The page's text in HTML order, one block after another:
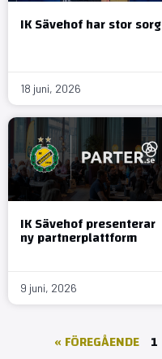
IK Sävehof har stor sorg
18 juni, 2026
IK Sävehof presenterar
ny partnerplattform
9 juni, 2026
« FÖREGÅENDE 1